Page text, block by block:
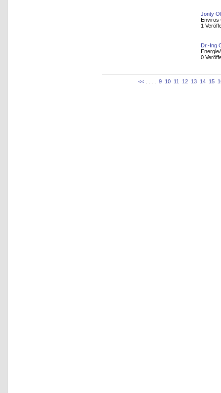
Jonty
Enviros
1
Dr.-Ing
0
<< 9 10 11 12 13 14 15